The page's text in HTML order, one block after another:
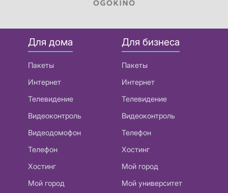
Для дома
Пакеты
Интернет
Телевидение
Видеоконтроль
Видеодомофон
Телефон
Хостинг
Мой город
Для бизнеса
Пакеты
Интернет
Телевидение
Видеоконтроль
Телефон
Хостинг
Мой город
Мой университет